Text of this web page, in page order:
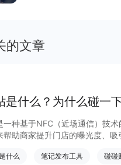
通，扩展“闭环思维“至“
度等互联网平台加速扩
的文章
是什么？为什么碰一
一种基于NFC（近场通信）技
帮助商家提升门店的曝光度、吸
什么 笔记发布工具 碰碰